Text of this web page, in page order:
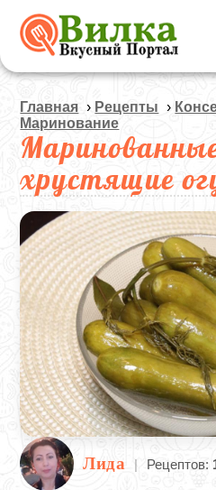
Главная › Рецепты ›
Маринование
хрустящие
Лида | Рецептов: